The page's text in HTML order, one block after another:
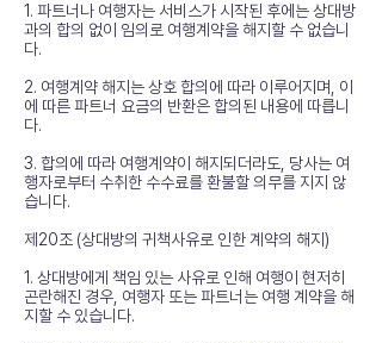
1. 파트너나 여행자는 서비스가 시작된 후에는 상대방
과의 합의 없이 임의로 여행계약을 해지할 수 없습니
다.
2. 여행계약 해지는 상호 합의에 따라 이루어지며, 이
에 따른 파트너 요금의 반환은 합의된 내용에 따릅니
다.
3. 합의에 따라 여행계약이 해지되더라도, 당사는 여
행자로부터 수취한 수수료를 환불할 의무를 지지 않
습니다.
제20조 (상대방의 귀책사유로 인한 계약의 해지)
1. 상대방에게 책임 있는 사유로 인해 여행이 현저히
곤란해진 경우, 여행자 또는 파트너는 여행 계약을 해
지할 수 있습니다.